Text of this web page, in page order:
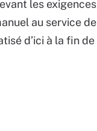
les
au service
d’ici à la fin de